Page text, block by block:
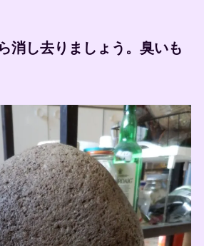
消し去りましょう。臭いも